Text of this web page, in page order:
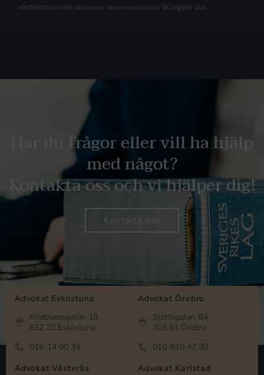
vårdnadshavare äktenskap äktenskapsskillnad åklagare åtal
Har du frågor eller vill ha hjälp
med något?
Kontakta oss och vi hjälper dig!
Kontakta oss
Advokat Eskilstuna
Kriebsensgatan 18
632 20 Eskilstuna
016-14 00 34
Advokat Örebro
Slottsgatan 8A
703 61 Örebro
010-810 47 30
Advokat Västerås
Advokat Karlstad